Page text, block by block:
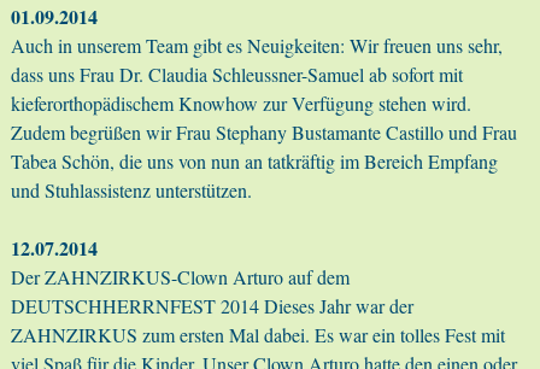
01.09.2014
Auch in unserem Team gibt es Neuigkeiten: Wir freuen uns sehr,
dass uns Frau Dr. Claudia Schleussner-Samuel ab sofort mit
kieferorthopädischem Knowhow zur Verfügung stehen wird.
Zudem begrüßen wir Frau Stephany Bustamante Castillo und Frau
Tabea Schön, die uns von nun an tatkräftig im Bereich Empfang
und Stuhlassistenz unterstützen.
12.07.2014
Der ZAHNZIRKUS-Clown Arturo auf dem
DEUTSCHHERRNFEST 2014 Dieses Jahr war der
ZAHNZIRKUS zum ersten Mal dabei. Es war ein tolles Fest mit
viel Spaß für die Kinder. Unser Clown Arturo hatte den einen oder